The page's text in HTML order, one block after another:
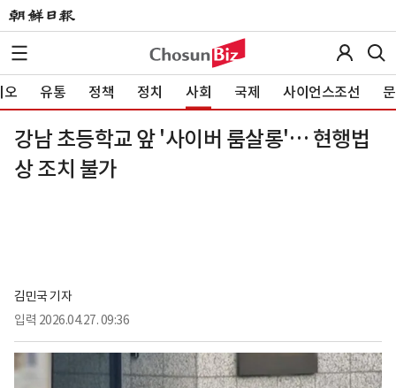
오 유통 정책 정치 사회 국제 사이언스조선
강남 초등학교 앞 '사이버 룸살롱'… 현행법
상 조치 불가
김민국 기자
입력 2026.04.27. 09:36